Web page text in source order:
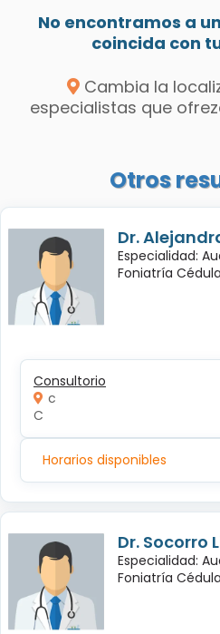
No encontramos a
coincida con
Cambia la
especialistas que
Otros
Dr.
Especialidad:
Foniatría
Consultorio
c
C
Horarios disponibles
Dr. Socorro
Especialidad:
Foniatría